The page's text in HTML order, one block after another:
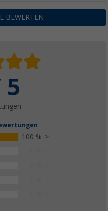
€UVP 179,90 €
Vorfiltermodul
(13)
BEWERTEN
5
100 %